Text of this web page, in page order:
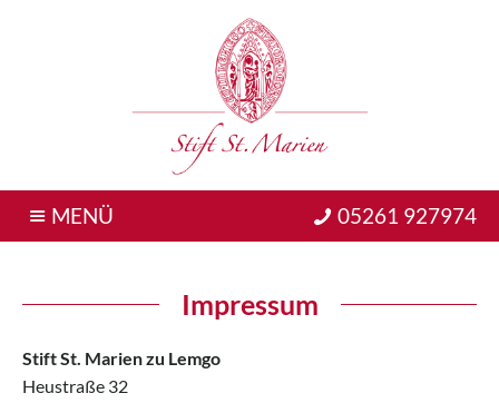
MENÜ 05261 927974
Impressum
Stift St. Marien zu Lemgo
Heustraße 32